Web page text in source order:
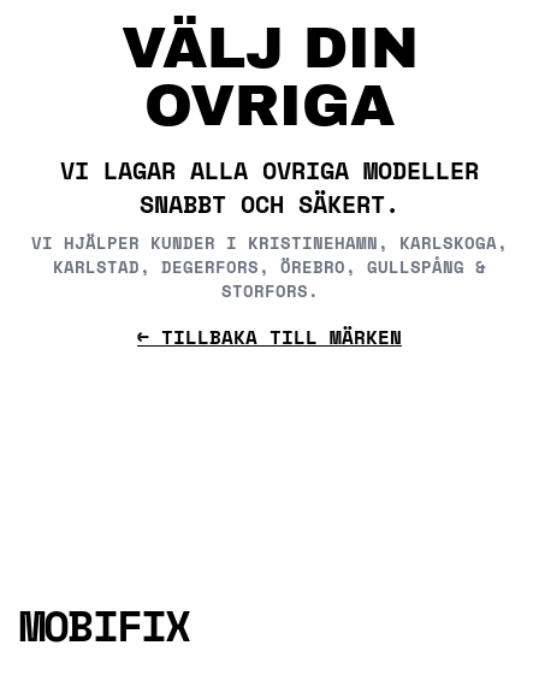
VÄLJ DIN
OVRIGA
VI LAGAR ALLA OVRIGA MODELLER
SNABBT OCH SÄKERT.
VI HJÄLPER KUNDER I KRISTINEHAMN, KARLSKOGA,
KARLSTAD, DEGERFORS, ÖREBRO, GULLSPÅNG &
STORFORS.
← TILLBAKA TILL MÄRKEN
MOBIFIX